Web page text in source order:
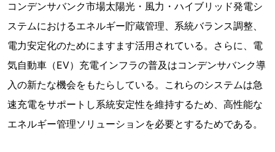
コンデンサバンク市場太陽光・風力・ハイブリッド発電シ
ステムにおけるエネルギー貯蔵管理、系統バランス調整、
電力安定化のためにますます活用されている。さらに、電
気自動車（EV）充電インフラの普及はコンデンサバンク導
入の新たな機会をもたらしている。これらのシステムは急
速充電をサポートし系統安定性を維持するため、高性能な
エネルギー管理ソリューションを必要とするためである。